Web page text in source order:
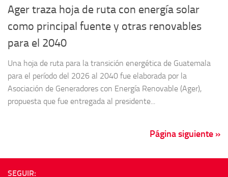
Ager traza hoja de ruta con energía solar
como principal fuente y otras renovables
para el 2040
Una hoja de ruta para la transición energética de Guatemala
para el período del 2026 al 2040 fue elaborada por la
Asociación de Generadores con Energía Renovable (Ager),
propuesta que fue entregada al presidente...
Página siguiente »
SEGUIR: